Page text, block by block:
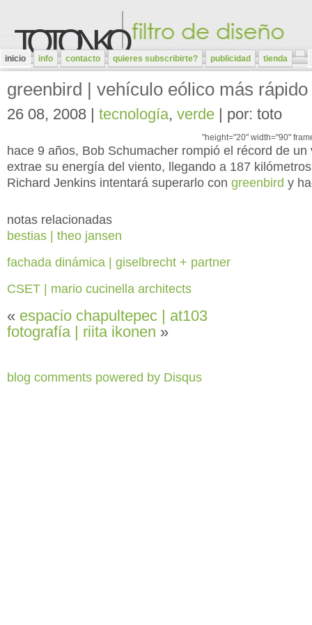
TOTONKO
inicio info contacto quieres subscribirte? publicidad tienda
greenbird | vehículo eólico más
26 08, 2008 | tecnología, verde | por: toto
"height="20" width="90"
hace 9 años, Bob Schumacher rompió el récord de
extrae su energía del viento, llegando a 187
Richard Jenkins intentará superarlo con greenbird y
notas relacionadas
bestias | theo jansen
fachada dinámica | giselbrecht + partner
CSET | mario cucinella architects
« espacio chapultepec | at103
fotografía | riita ikonen »
blog comments powered by Disqus